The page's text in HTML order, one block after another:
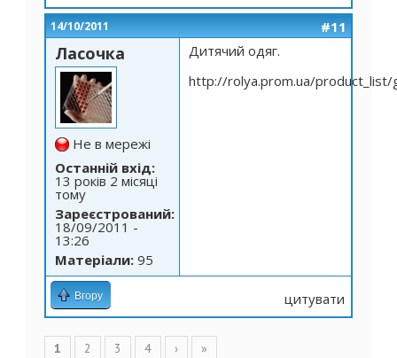
14/10/2011 #11
Ласочка
Не в мережі
Останній вхід:
13 років 2 місяці
тому
Зареєстрований:
18/09/2011 -
13:26
Матеріали: 95
Дитячий одяг.
http://rolya.prom.ua/
Вгору цитувати
Сторінки
1 2 3 4 › »